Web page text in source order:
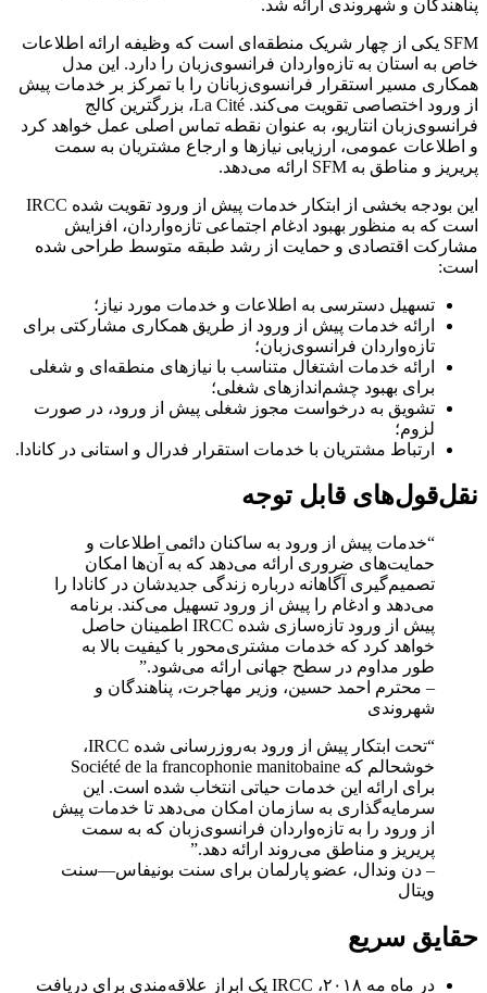
پناهندگان و شهروندی ارائه شد.
SFM یکی از چهار شریک منطقه‌ای است که وظیفه ارائه اطلاعات
خاص به استان به تازه‌واردان فرانسوی‌زبان را دارد. این مدل
همکاری مسیر استقرار فرانسوی‌زبانان را با تمرکز بر خدمات پیش
از ورود اختصاصی تقویت می‌کند. La Cité، بزرگترین کالج
فرانسوی‌زبان انتاریو، به عنوان نقطه تماس اصلی عمل خواهد کرد
و اطلاعات عمومی، ارزیابی نیازها و ارجاع مشتریان به سمت
پریریز و مناطق به SFM ارائه می‌دهد.
این بودجه بخشی از ابتکار خدمات پیش از ورود تقویت شده IRCC
است که به منظور بهبود ادغام اجتماعی تازه‌واردان، افزایش
مشارکت اقتصادی و حمایت از رشد طبقه متوسط طراحی شده
است:
تسهیل دسترسی به اطلاعات و خدمات مورد نیاز؛
ارائه خدمات پیش از ورود از طریق همکاری مشارکتی برای
تازه‌واردان فرانسوی‌زبان؛
ارائه خدمات اشتغال متناسب با نیازهای منطقه‌ای و شغلی
برای بهبود چشم‌اندازهای شغلی؛
تشویق به درخواست مجوز شغلی پیش از ورود، در صورت
لزوم؛
ارتباط مشتریان با خدمات استقرار فدرال و استانی در کانادا.
نقل‌قول‌های قابل توجه
“خدمات پیش از ورود به ساکنان دائمی اطلاعات و
حمایت‌های ضروری ارائه می‌دهد که به آن‌ها امکان
تصمیم‌گیری آگاهانه درباره زندگی جدیدشان در کانادا را
می‌دهد و ادغام را پیش از ورود تسهیل می‌کند. برنامه
پیش از ورود تازه‌سازی شده IRCC اطمینان حاصل
خواهد کرد که خدمات مشتری‌محور با کیفیت بالا به
طور مداوم در سطح جهانی ارائه می‌شود.”
– محترم احمد حسین، وزیر مهاجرت، پناهندگان و
شهروندی
“تحت ابتکار پیش از ورود به‌روزرسانی شده IRCC،
خوشحالم که Société de la francophonie manitobaine
برای ارائه این خدمات حیاتی انتخاب شده است. این
سرمایه‌گذاری به سازمان امکان می‌دهد تا خدمات پیش
از ورود را به تازه‌واردان فرانسوی‌زبان که به سمت
پریریز و مناطق می‌روند ارائه دهد.”
– دن وندال، عضو پارلمان برای سنت بونیفاس—سنت
ویتال
حقایق سریع
در ماه مه ۲۰۱۸، IRCC یک ابراز علاقه‌مندی برای دریافت